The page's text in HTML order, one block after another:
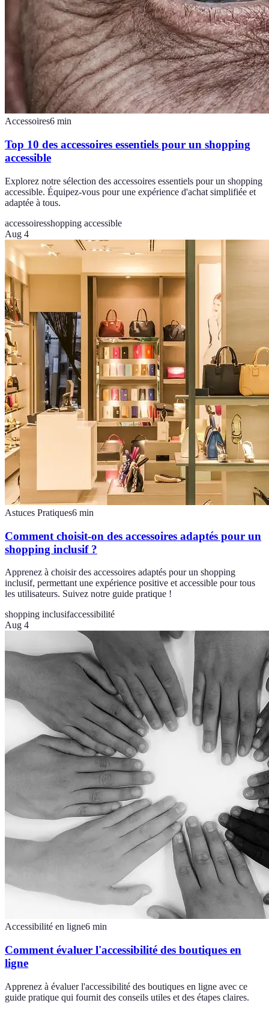
Accessoires6 min
Top 10 des accessoires essentiels pour un shopping
accessible
Explorez notre sélection des accessoires essentiels pour un shopping
accessible. Équipez-vous pour une expérience d'achat simplifiée et
adaptée à tous.
accessoiresshopping accessible
Aug 4
Astuces Pratiques6 min
Comment choisit-on des accessoires adaptés pour un
shopping inclusif ?
Apprenez à choisir des accessoires adaptés pour un shopping
inclusif, permettant une expérience positive et accessible pour tous
les utilisateurs. Suivez notre guide pratique !
shopping inclusifaccessibilité
Aug 4
Accessibilité en ligne6 min
Comment évaluer l'accessibilité des boutiques en
ligne
Apprenez à évaluer l'accessibilité des boutiques en ligne avec ce
guide pratique qui fournit des conseils utiles et des étapes claires.